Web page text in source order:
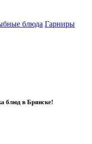
блюда Гарниры
блюд в Брянске!